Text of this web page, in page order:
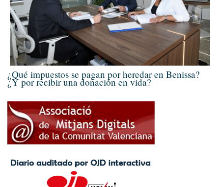
¿Qué impuestos se pagan por heredar en Benissa?
¿Y por recibir una donación en vida?